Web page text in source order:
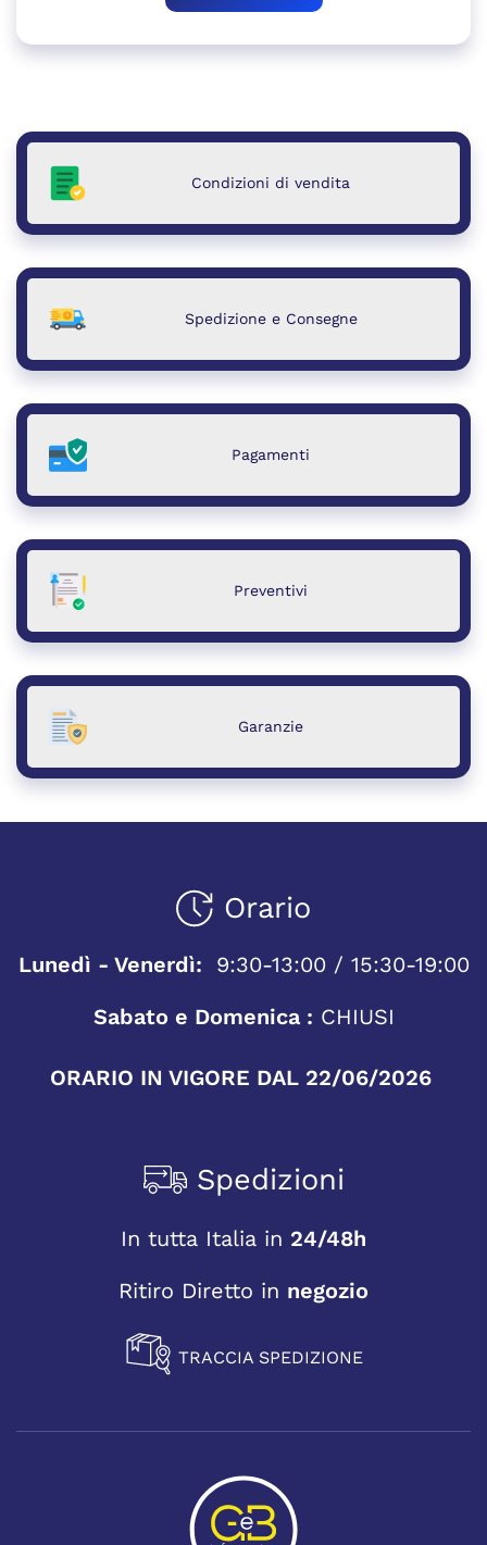
Condizioni di vendita
Spedizione e Consegne
Pagamenti
Preventivi
Garanzie
Orario
Lunedì - Venerdì:
9:30-13:00 / 15:30-19:00
Sabato e Domenica : CHIUSI
ORARIO IN VIGORE DAL 22/06/2026
Spedizioni
In tutta Italia in 24/48h
Ritiro Diretto in negozio
TRACCIA SPEDIZIONE